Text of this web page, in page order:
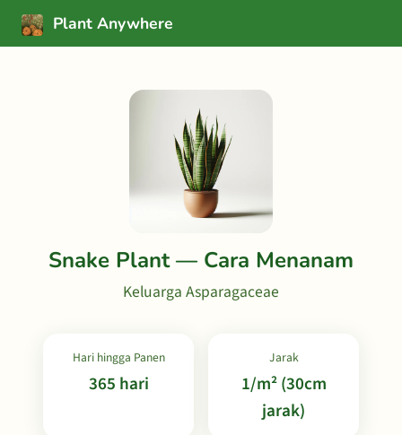
Plant Anywhere
Snake Plant — Cara Menanam
Keluarga Asparagaceae
Hari hingga Panen
365 hari
Jarak
1/m² (30cm
jarak)